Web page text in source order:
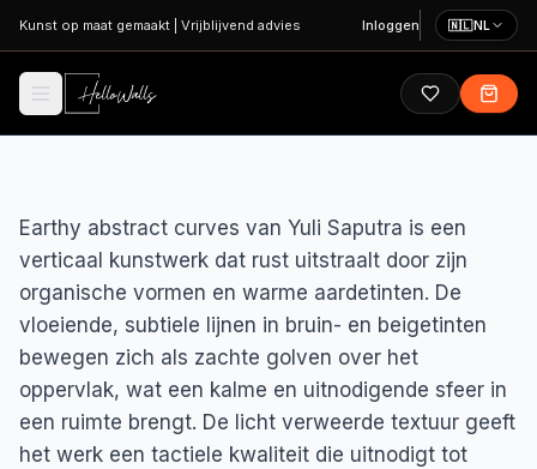
Ga naar hoofdinhoud
Kunst op maat gemaakt Vrijblijvend advies Inloggen 🇳🇱NL
Earthy abstract curves van Yuli Saputra is een
verticaal kunstwerk dat rust uitstraalt door zijn
organische vormen en warme aardetinten. De
vloeiende, subtiele lijnen in bruin- en beigetinten
bewegen zich als zachte golven over het
oppervlak, wat een kalme en uitnodigende sfeer in
een ruimte brengt. De licht verweerde textuur geeft
het werk een tactiele kwaliteit die uitnodigt tot